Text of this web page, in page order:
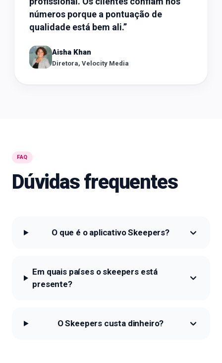
números porque a pontuação de
qualidade está bem ali.”
Aisha Khan
Diretora, Velocity Media
FAQ
Dúvidas frequentes
O que é o aplicativo Skeepers?
Em quais países o skeepers está
presente?
O Skeepers custa dinheiro?